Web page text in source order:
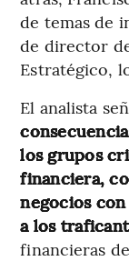
de temas de
de director
Estratégico,
El analista
los grupos
financiera,
negocios
a los
financieras